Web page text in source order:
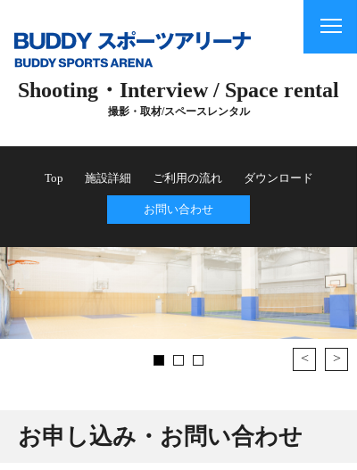
Shooting・Interview / Space rental
撮影・取材/スペースレンタル
Top 施設詳細 ご利用の流れ ダウンロード
お問い合わせ
< >
お申し込み・お問い合わせ